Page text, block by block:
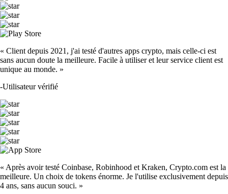
« Client depuis 2021, j'ai testé d'autres apps crypto, mais celle-ci est
sans aucun doute la meilleure. Facile à utiliser et leur service client est
unique au monde. »
-Utilisateur vérifié
« Après avoir testé Coinbase, Robinhood et Kraken, Crypto.com est la
meilleure. Un choix de tokens énorme. Je l'utilise exclusivement depuis
4 ans, sans aucun souci. »